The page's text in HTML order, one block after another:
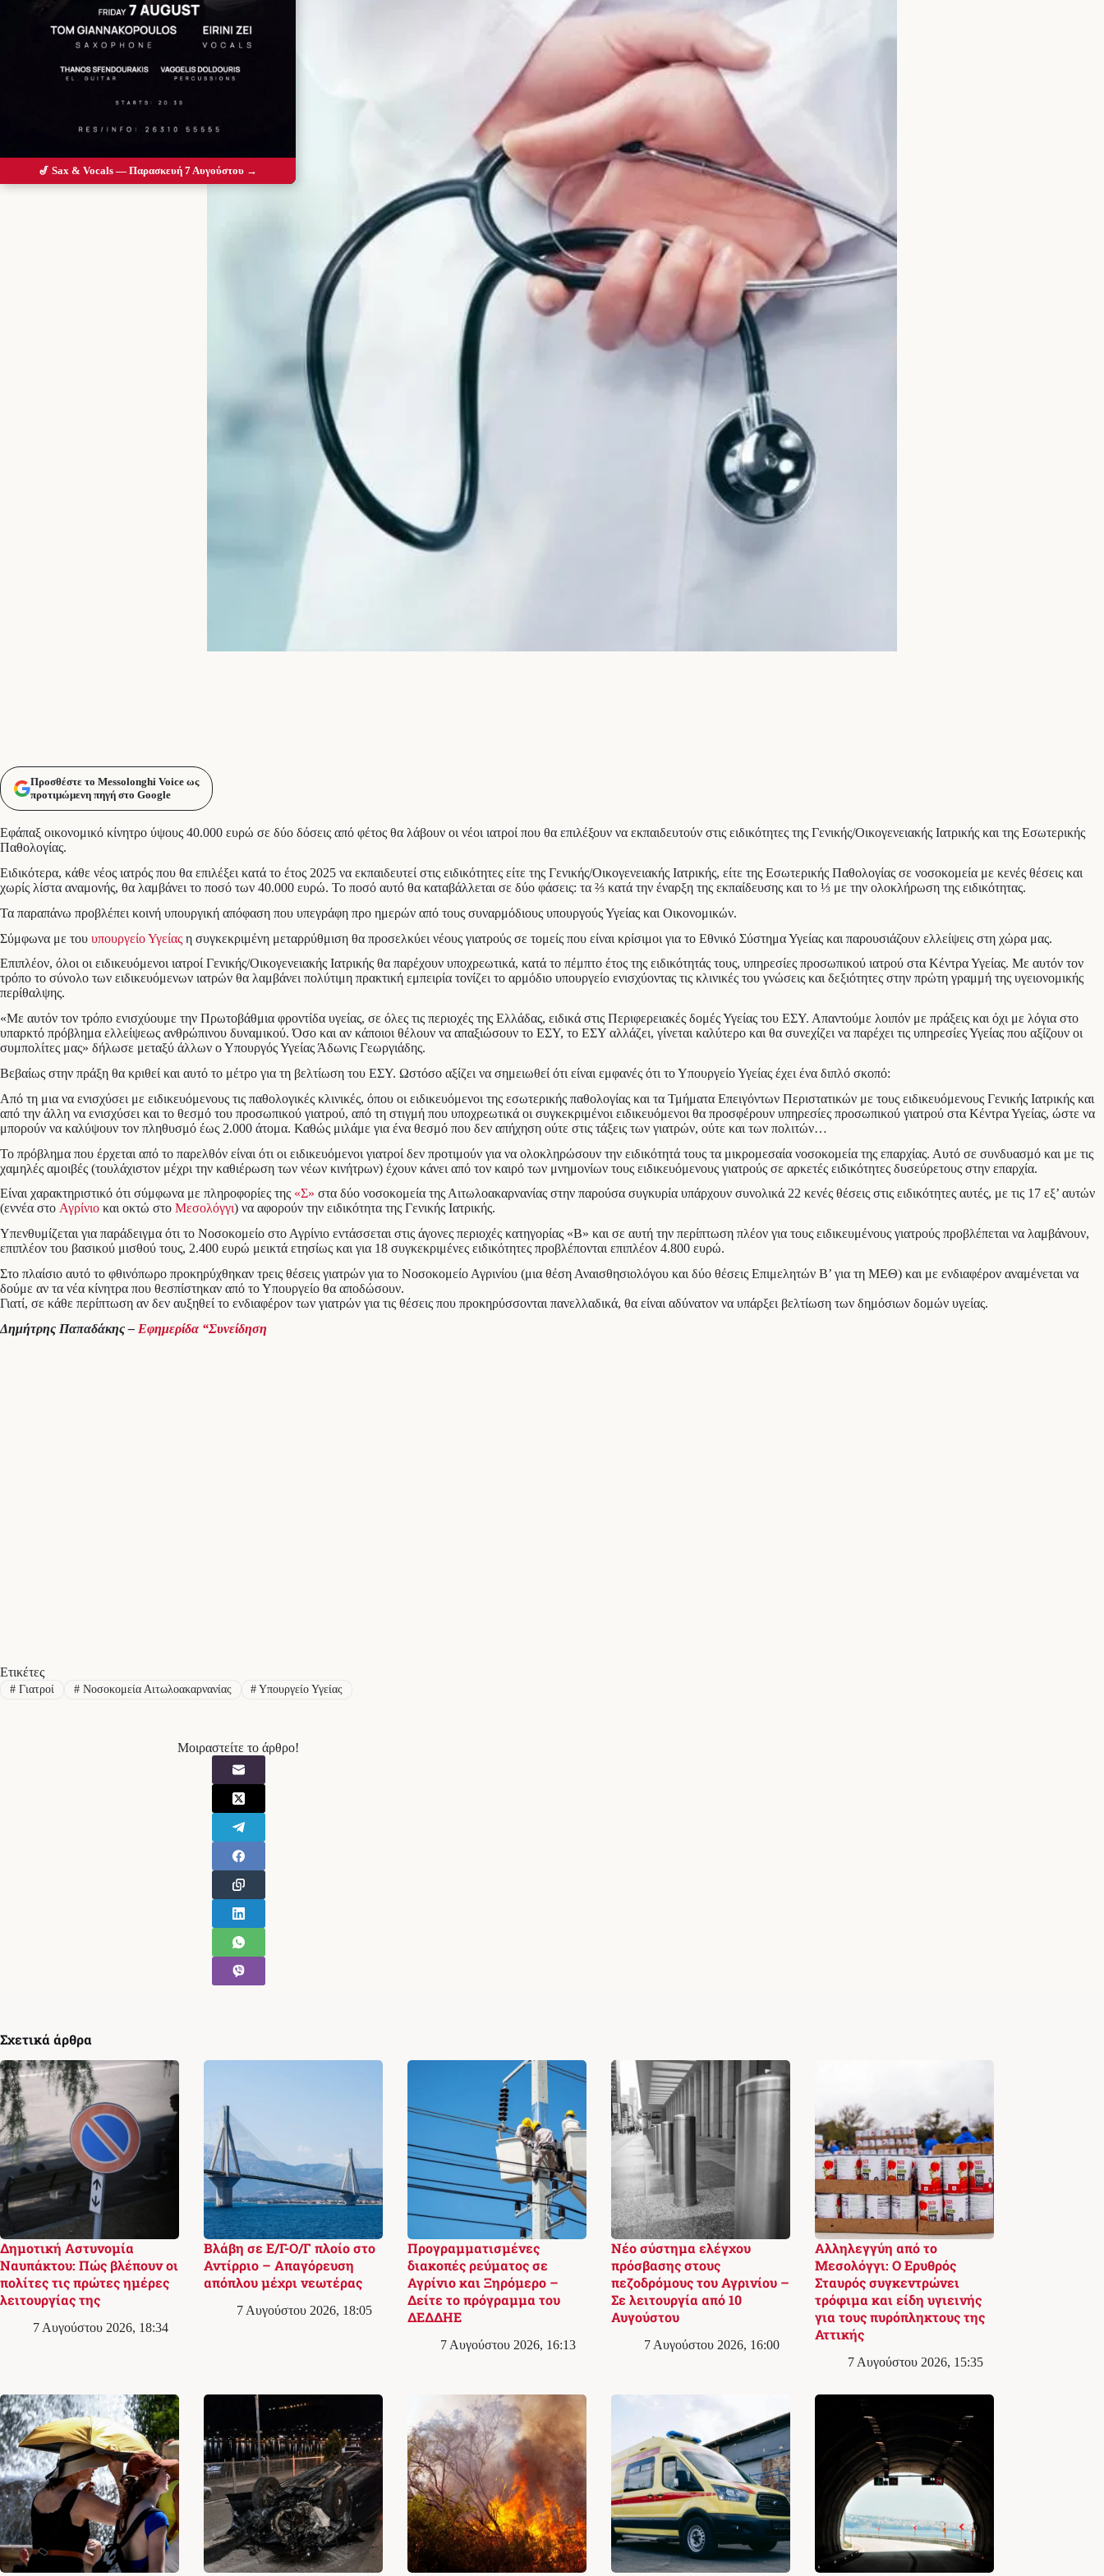
Προσθέστε το Messolonghi Voice ως
προτιμώμενη πηγή στο Google
Εφάπαξ οικονομικό κίνητρο ύψους 40.000 ευρώ σε δύο δόσεις από φέτος θα λάβουν οι νέοι ιατροί που θα επιλέξουν να εκπαιδευτούν στις ειδικότητες της Γενικής/Οικογενειακής Ιατρικής και της Εσωτερικής
Παθολογίας.
Ειδικότερα, κάθε νέος ιατρός που θα επιλέξει κατά το έτος 2025 να εκπαιδευτεί στις ειδικότητες είτε της Γενικής/Οικογενειακής Ιατρικής, είτε της Εσωτερικής Παθολογίας σε νοσοκομεία με κενές θέσεις και
χωρίς λίστα αναμονής, θα λαμβάνει το ποσό των 40.000 ευρώ. Το ποσό αυτό θα καταβάλλεται σε δύο φάσεις: τα ⅔ κατά την έναρξη της εκπαίδευσης και το ⅓ με την ολοκλήρωση της ειδικότητας.
Τα παραπάνω προβλέπει κοινή υπουργική απόφαση που υπεγράφη προ ημερών από τους συναρμόδιους υπουργούς Υγείας και Οικονομικών.
Σύμφωνα με του υπουργείο Υγείας η συγκεκριμένη μεταρρύθμιση θα προσελκύει νέους γιατρούς σε τομείς που είναι κρίσιμοι για το Εθνικό Σύστημα Υγείας και παρουσιάζουν ελλείψεις στη χώρα μας.
Επιπλέον, όλοι οι ειδικευόμενοι ιατροί Γενικής/Οικογενειακής Ιατρικής θα παρέχουν υποχρεωτικά, κατά το πέμπτο έτος της ειδικότητάς τους, υπηρεσίες προσωπικού ιατρού στα Κέντρα Υγείας. Με αυτόν τον
τρόπο το σύνολο των ειδικευόμενων ιατρών θα λαμβάνει πολύτιμη πρακτική εμπειρία τονίζει το αρμόδιο υπουργείο ενισχύοντας τις κλινικές του γνώσεις και δεξιότητες στην πρώτη γραμμή της υγειονομικής
περίθαλψης.
«Με αυτόν τον τρόπο ενισχύουμε την Πρωτοβάθμια φροντίδα υγείας, σε όλες τις περιοχές της Ελλάδας, ειδικά στις Περιφερειακές δομές Υγείας του ΕΣΥ. Απαντούμε λοιπόν με πράξεις και όχι με λόγια στο
υπαρκτό πρόβλημα ελλείψεως ανθρώπινου δυναμικού. Όσο και αν κάποιοι θέλουν να απαξιώσουν το ΕΣΥ, το ΕΣΥ αλλάζει, γίνεται καλύτερο και θα συνεχίζει να παρέχει τις υπηρεσίες Υγείας που αξίζουν οι
συμπολίτες μας» δήλωσε μεταξύ άλλων ο Υπουργός Υγείας Άδωνις Γεωργιάδης.
Βεβαίως στην πράξη θα κριθεί και αυτό το μέτρο για τη βελτίωση του ΕΣΥ. Ωστόσο αξίζει να σημειωθεί ότι είναι εμφανές ότι το Υπουργείο Υγείας έχει ένα διπλό σκοπό:
Από τη μια να ενισχύσει με ειδικευόμενους τις παθολογικές κλινικές, όπου οι ειδικευόμενοι της εσωτερικής παθολογίας και τα Τμήματα Επειγόντων Περιστατικών με τους ειδικευόμενους Γενικής Ιατρικής και
από την άλλη να ενισχύσει και το θεσμό του προσωπικού γιατρού, από τη στιγμή που υποχρεωτικά οι συγκεκριμένοι ειδικευόμενοι θα προσφέρουν υπηρεσίες προσωπικού γιατρού στα Κέντρα Υγείας, ώστε να
μπορούν να καλύψουν τον πληθυσμό έως 2.000 άτομα. Καθώς μιλάμε για ένα θεσμό που δεν απήχηση ούτε στις τάξεις των γιατρών, ούτε και των πολιτών…
Το πρόβλημα που έρχεται από το παρελθόν είναι ότι οι ειδικευόμενοι γιατροί δεν προτιμούν για να ολοκληρώσουν την ειδικότητά τους τα μικρομεσαία νοσοκομεία της επαρχίας. Αυτό σε συνδυασμό και με τις
χαμηλές αμοιβές (τουλάχιστον μέχρι την καθιέρωση των νέων κινήτρων) έχουν κάνει από τον καιρό των μνημονίων τους ειδικευόμενους γιατρούς σε αρκετές ειδικότητες δυσεύρετους στην επαρχία.
Είναι χαρακτηριστικό ότι σύμφωνα με πληροφορίες της «Σ» στα δύο νοσοκομεία της Αιτωλοακαρνανίας στην παρούσα συγκυρία υπάρχουν συνολικά 22 κενές θέσεις στις ειδικότητες αυτές, με τις 17 εξ’ αυτών
(εννέα στο Αγρίνιο και οκτώ στο Μεσολόγγι) να αφορούν την ειδικότητα της Γενικής Ιατρικής.
Υπενθυμίζεται για παράδειγμα ότι το Νοσοκομείο στο Αγρίνιο εντάσσεται στις άγονες περιοχές κατηγορίας «Β» και σε αυτή την περίπτωση πλέον για τους ειδικευμένους γιατρούς προβλέπεται να λαμβάνουν,
επιπλέον του βασικού μισθού τους, 2.400 ευρώ μεικτά ετησίως και για 18 συγκεκριμένες ειδικότητες προβλέπονται επιπλέον 4.800 ευρώ.
Στο πλαίσιο αυτό το φθινόπωρο προκηρύχθηκαν τρεις θέσεις γιατρών για το Νοσοκομείο Αγρινίου (μια θέση Αναισθησιολόγου και δύο θέσεις Επιμελητών Β’ για τη ΜΕΘ) και με ενδιαφέρον αναμένεται να
δούμε αν τα νέα κίνητρα που θεσπίστηκαν από το Υπουργείο θα αποδώσουν.
Γιατί, σε κάθε περίπτωση αν δεν αυξηθεί το ενδιαφέρον των γιατρών για τις θέσεις που προκηρύσσονται πανελλαδικά, θα είναι αδύνατον να υπάρξει βελτίωση των δημόσιων δομών υγείας.
Δημήτρης Παπαδάκης – Εφημερίδα “Συνείδηση
Ετικέτες
#Γιατροί #Νοσοκομεία Αιτωλοακαρνανίας # Υπουργείο Υγείας
Μοιραστείτε το άρθρο!
Σχετικά άρθρα
Δημοτική Αστυνομία
Ναυπάκτου: Πώς βλέπουν οι
πολίτες τις πρώτες ημέρες
λειτουργίας της
7 Αυγούστου 2026, 18:34
Βλάβη σε Ε/Γ-Ο/Γ πλοίο στο
Αντίρριο – Απαγόρευση
απόπλου μέχρι νεωτέρας
7 Αυγούστου 2026, 18:05
Προγραμματισμένες
διακοπές ρεύματος σε
Αγρίνιο και Ξηρόμερο –
Δείτε το πρόγραμμα του
ΔΕΔΔΗΕ
7 Αυγούστου 2026, 16:13
Νέο σύστημα ελέγχου
πρόσβασης στους
πεζοδρόμους του Αγρινίου –
Σε λειτουργία από 10
Αυγούστου
7 Αυγούστου 2026, 16:00
Αλληλεγγύη από το
Μεσολόγγι: Ο Ερυθρός
Σταυρός συγκεντρώνει
τρόφιμα και είδη υγιεινής
για τους πυρόπληκτους της
Αττικής
7 Αυγούστου 2026, 15:35
🎷 Sax & Vocals — Παρασκευή 7 Αυγούστου →